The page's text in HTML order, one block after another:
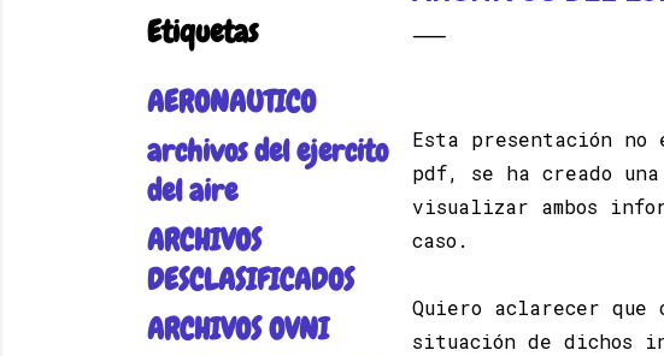
Etiquetas
AERONAUTICO
archivos del ejercito
del aire
ARCHIVOS
DESCLASIFICADOS
ARCHIVOS OVNI
Esta presentación
pdf, se ha creado
visualizar ambos
caso.
Quiero aclarecer
situación de dichos